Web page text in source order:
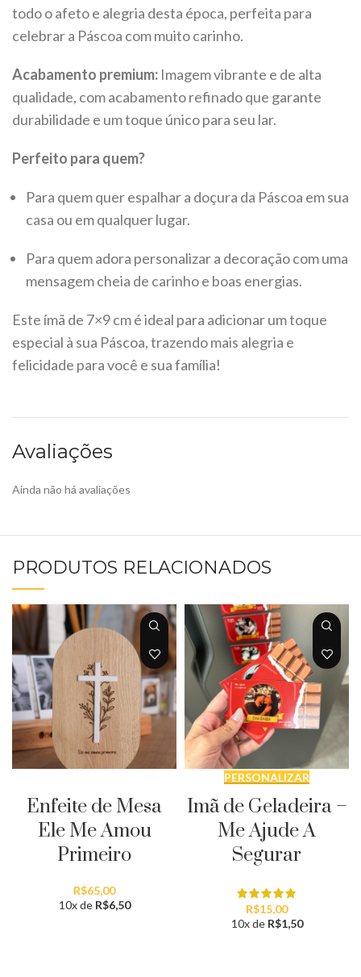
todo o afeto e alegria desta época, perfeita para
celebrar a Páscoa com muito carinho.
Acabamento premium: Imagem vibrante e de alta
qualidade, com acabamento refinado que garante
durabilidade e um toque único para seu lar.
Perfeito para quem?
Para quem quer espalhar a doçura da Páscoa em sua
casa ou em qualquer lugar.
Para quem adora personalizar a decoração com uma
mensagem cheia de carinho e boas energias.
Este ímã de 7×9 cm é ideal para adicionar um toque
especial à sua Páscoa, trazendo mais alegria e
felicidade para você e sua família!
Avaliações
Ainda não há avaliações
PRODUTOS RELACIONADOS
Enfeite de Mesa
Ele Me Amou
Primeiro
R$65,00
10x de R$6,50
PERSONALIZAR
Imã de Geladeira –
Me Ajude A
Segurar
R$15,00
10x de R$1,50